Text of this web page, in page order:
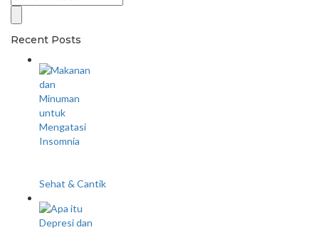
Recent Posts
Sehat & Cantik